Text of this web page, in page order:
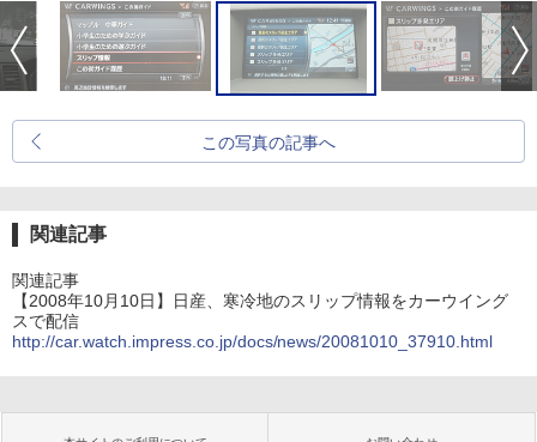
この写真の記事へ
関連記事
関連記事
【2008年10月10日】日産、寒冷地のスリップ情報をカーウイング
スで配信
http://car.watch.impress.co.jp/docs/news/20081010_37910.html